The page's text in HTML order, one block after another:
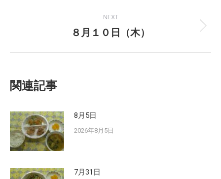
NEXT
Next
８月１０日（木）
関連記事
8月5日
2026年8月5日
7月31日